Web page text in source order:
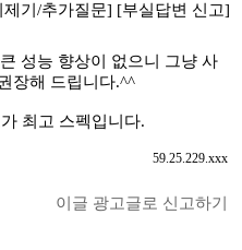
제기/추가질문] [부실답변 신고]
성능 향상이 없으니 그냥 사
장해 드립니다.^^
최고 스펙입니다.
59.25.229.xxx
이글 광고글로 신고하기